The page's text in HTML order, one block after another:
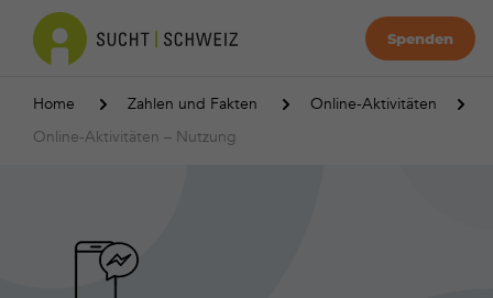
Spenden
Home Zahlen und Fakten
Online-Aktivitäten
Online-Aktivitäten – Nutzung